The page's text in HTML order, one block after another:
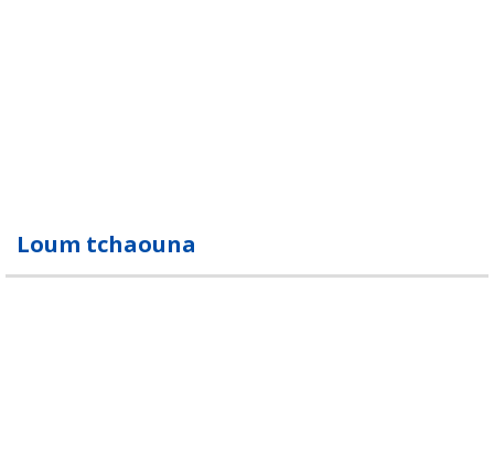
Loum tchaouna